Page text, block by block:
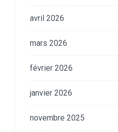
avril 2026
mars 2026
février 2026
janvier 2026
novembre 2025